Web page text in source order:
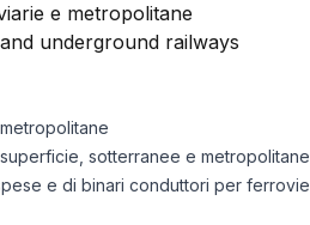
e metropolitane
underground railways
sotterranee e metropolitane
e di binari conduttori per ferrovie